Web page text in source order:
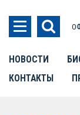
НОВОСТИ
КОНТАКТЫ